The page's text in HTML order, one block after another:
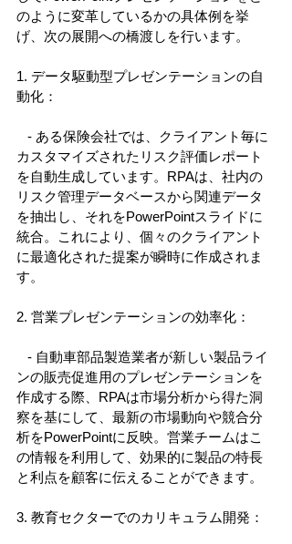
のように変革しているかの具体例を挙
げ、次の展開への橋渡しを行います。
1. データ駆動型プレゼンテーションの自
動化：
- ある保険会社では、クライアント毎に
カスタマイズされたリスク評価レポート
を自動生成しています。RPAは、社内の
リスク管理データベースから関連データ
を抽出し、それをPowerPointスライドに
統合。これにより、個々のクライアント
に最適化された提案が瞬時に作成されま
す。
2. 営業プレゼンテーションの効率化：
- 自動車部品製造業者が新しい製品ライ
ンの販売促進用のプレゼンテーションを
作成する際、RPAは市場分析から得た洞
察を基にして、最新の市場動向や競合分
析をPowerPointに反映。営業チームはこ
の情報を利用して、効果的に製品の特長
と利点を顧客に伝えることができます。
3. 教育セクターでのカリキュラム開発：